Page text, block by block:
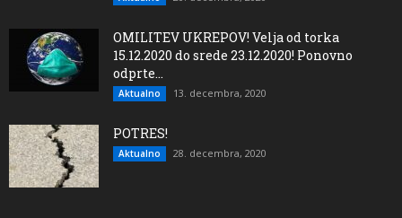
OMILITEV UKREPOV! Velja od torka
15.12.2020 do srede 23.12.2020! Ponovno
odprte...
Aktualno 13. decembra, 2020
POTRES!
Aktualno 28. decembra, 2020